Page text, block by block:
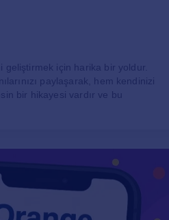
geliştirmek için harika bir yoldur.
paylaşarak, hem kendinizi
bir hikayesi vardır ve bu